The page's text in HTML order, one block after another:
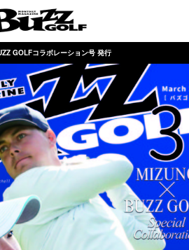
GOLFコラボレーション号 発行